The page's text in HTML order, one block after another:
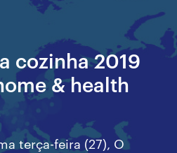
cozinha 2019
& health
terça-feira (27), O